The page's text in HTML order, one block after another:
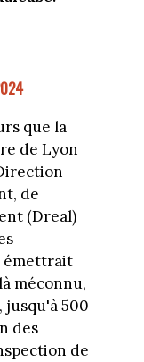
que la
de Lyon
de
(Dreal)
émettrait
méconnu,
jusqu'à 500
des
de